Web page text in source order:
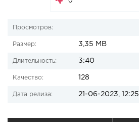
Просмотров:
Размер: 3,35 MB
Длительность: 3:40
Качество: 128
Дата релиза: 21-06-2023, 12:25